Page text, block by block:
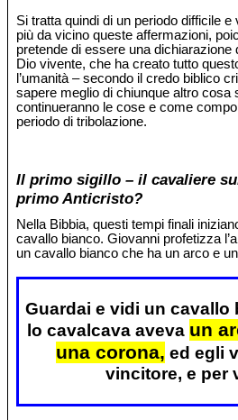
Si tratta quindi di un periodo difficile
più da vicino queste affermazioni,
pretende di essere una dichiarazione
Dio vivente, che ha creato tutto
l’umanità – secondo il credo biblico
sapere meglio di chiunque altro cosa
continueranno le cose e come
periodo di tribolazione.
Il primo sigillo – il cavaliere
primo Anticristo?
Nella Bibbia, questi tempi finali
cavallo bianco. Giovanni profetizza
un cavallo bianco che ha un arco e
Guardai e vidi un cavallo
lo cavalcava aveva un
una corona, ed egli
vincitore, e per